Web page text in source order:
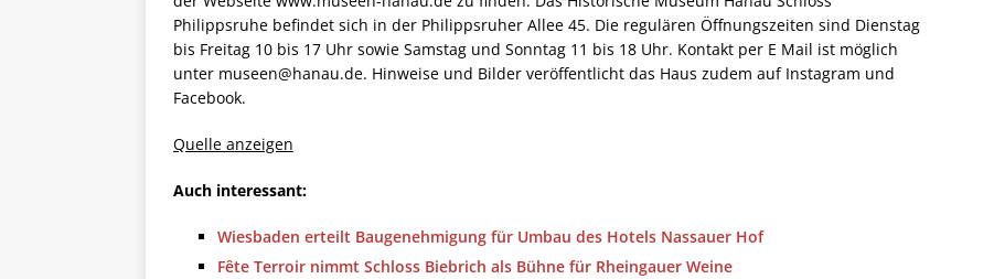
Philippsruhe befindet sich in der Philippsruher Allee 45. Die regulären Öffnungszeiten sind Dienstag
bis Freitag 10 bis 17 Uhr sowie Samstag und Sonntag 11 bis 18 Uhr. Kontakt per E Mail ist möglich
unter museen@hanau.de. Hinweise und Bilder veröffentlicht das Haus zudem auf Instagram und
Facebook.
Quelle anzeigen
Auch interessant:
Wiesbaden erteilt Baugenehmigung für Umbau des Hotels Nassauer Hof
Fête Terroir nimmt Schloss Biebrich als Bühne für Rheingauer Weine